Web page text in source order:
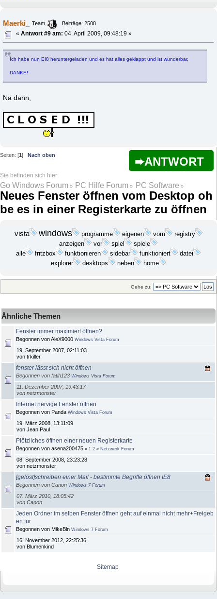
Maerki_ Team
Beiträge: 2508
«Antwort #9 am: 04. April 2009, 09:48:19 »
Ich habe nun EI8 heruntergeladen und es hat alles geklappt und ist wunderbar.
DANKE!
Na dann,
ANTWORT
Seiten: [1] Nach oben
Go Windows Forum » PC Hilfe Forum » PC Software »
Neues Fenster öffnen vom Desktop oh
be es in einer Registerkarte zu öffnen
vista windows programme eigenen vom registry
anzeigen vor spiel
spiele
alle
fritzbox funktionieren sidebar funktioniert
datei
explorer
desktops neben home
Gehe zu:
Ähnliche Themen
Fenster immer maximiert öffnen?
Begonnen von AleX9000 Windows Vista Forum
19. September 2007, 02:11:03
von trkiller
fenster lässt sich nicht öffnen
Begonnen von fatih123 Windows Vista Forum
11. Dezember 2007, 19:43:17
von netzmonster
Internet nervige Fenster öffnen
Begonnen von Panda Windows Vista Forum
19. März 2008, 13:11:09
von Jean Paul
Plötzliches öffnen einer neuen Registerkarte
Begonnen von asena200475 « 1 2 » Netzwerk Forum
08. September 2008, 23:23:28
von netzmonster
[gelöst]schreiben einer Mail - bestimmte Begriffe öffnen IE8
Begonnen von Canon Windows 7 Forum
07. März 2010, 18:05:42
von Canon
Jeden Ordner im selben Fenster öffnen geht auf einmal nicht mehr+Freigeb
en für
Begonnen von MikeBln Windows 7 Forum
16. November 2012, 22:25:36
von Blumenkind
Sitemap